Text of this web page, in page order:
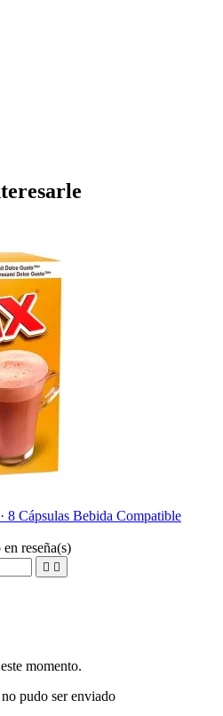
8 Cápsulas Bebida Compatible
en reseña(s)
 
momento.
pudo ser enviado